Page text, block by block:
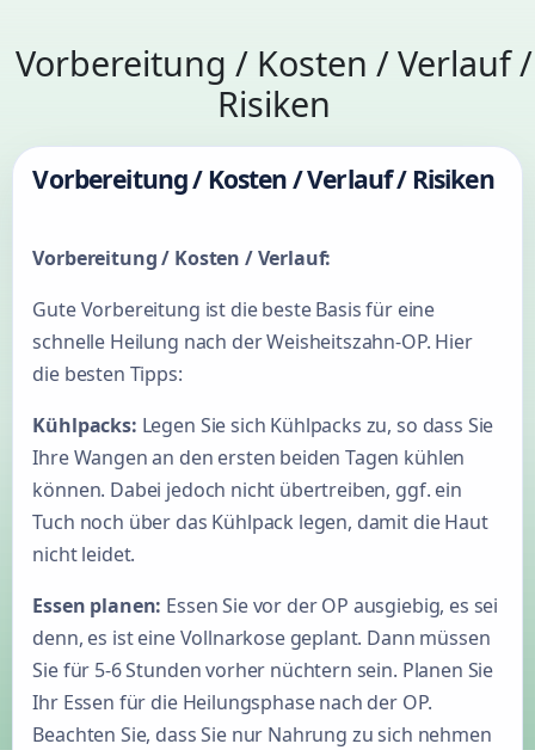
Vorbereitung / Kosten / Verlauf /
Risiken
Vorbereitung / Kosten / Verlauf / Risiken
Vorbereitung / Kosten / Verlauf:
Gute Vorbereitung ist die beste Basis für eine
schnelle Heilung nach der Weisheitszahn-OP. Hier
die besten Tipps:
Kühlpacks: Legen Sie sich Kühlpacks zu, so dass Sie
Ihre Wangen an den ersten beiden Tagen kühlen
können. Dabei jedoch nicht übertreiben, ggf. ein
Tuch noch über das Kühlpack legen, damit die Haut
nicht leidet.
Essen planen: Essen Sie vor der OP ausgiebig, es sei
denn, es ist eine Vollnarkose geplant. Dann müssen
Sie für 5-6 Stunden vorher nüchtern sein. Planen Sie
Ihr Essen für die Heilungsphase nach der OP.
Beachten Sie, dass Sie nur Nahrung zu sich nehmen